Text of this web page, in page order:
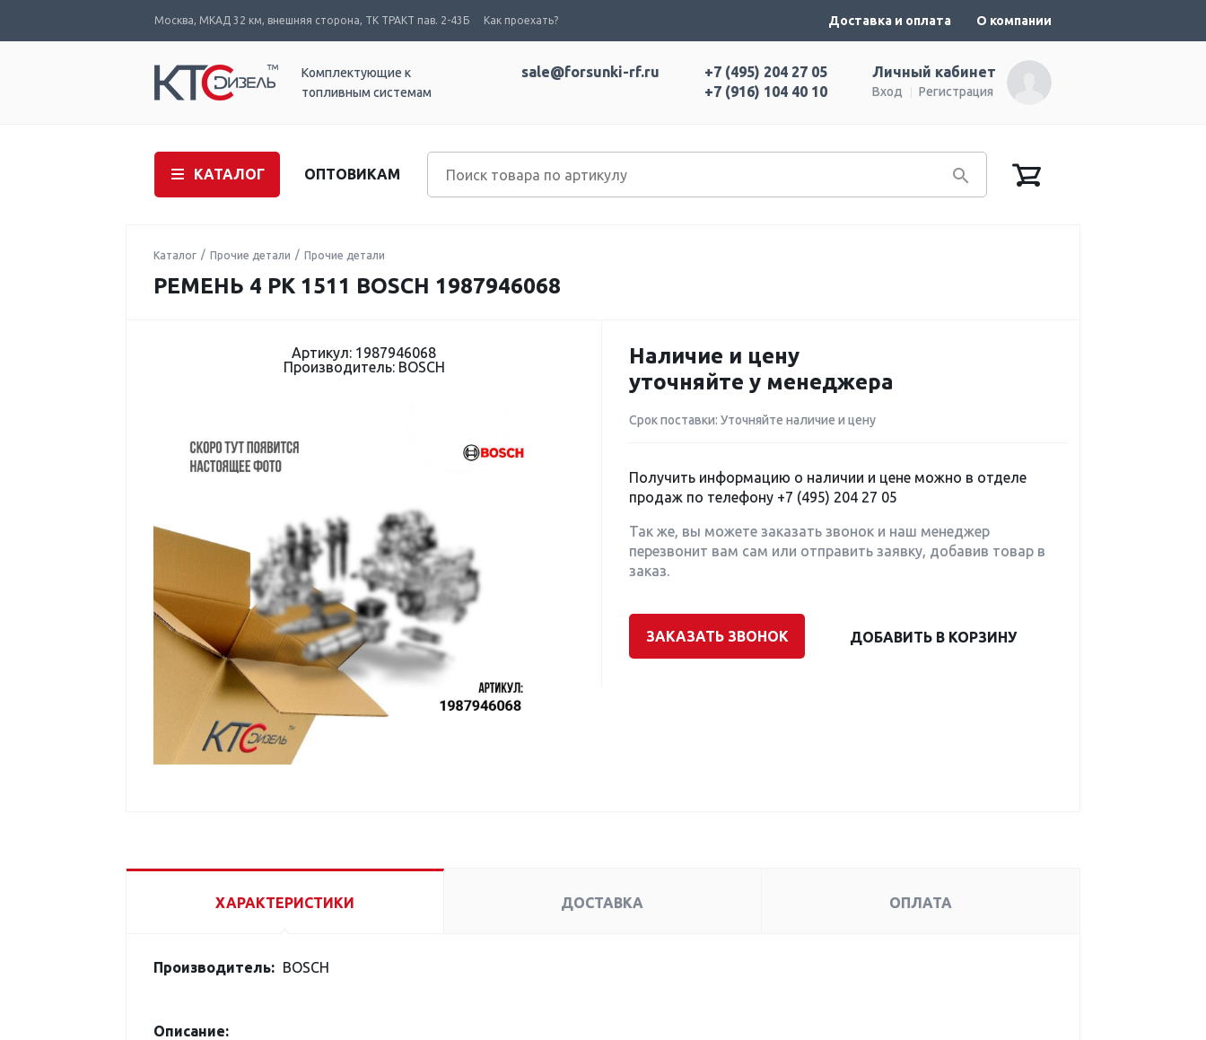
Москва, МКАД 32 км, внешняя сторона, ТК ТРАКТ пав. 2-43Б Как проехать? Доставка и оплата О компании
Комплектующие к
топливным системам
Личный кабинет
Вход Регистрация
+7 (495) 204 27 05
+7 (916) 104 40 10
sale@forsunki-rf.ru
КАТАЛОГ ОПТОВИКАМ
Каталог Прочие детали Прочие детали
РЕМЕНЬ 4 PK 1511 BOSCH 1987946068
Артикул: 1987946068
Производитель: BOSCH
Наличие и цену
уточняйте у менеджера
Срок поставки: Уточняйте наличие и цену
Получить информацию о наличии и цене можно в отделе
продаж по телефону +7 (495) 204 27 05
Так же, вы можете заказать звонок и наш менеджер
перезвонит вам сам или отправить заявку, добавив товар в
заказ.
ЗАКАЗАТЬ ЗВОНОК ДОБАВИТЬ В КОРЗИНУ
ХАРАКТЕРИСТИКИ ДОСТАВКА ОПЛАТА
Производитель: BOSCH
Описание: